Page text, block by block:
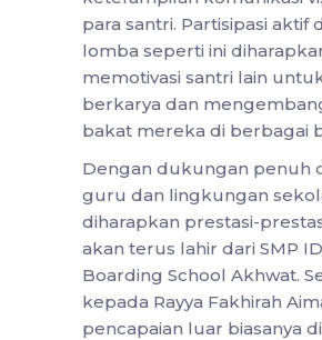
para santri. Partisipasi aktif
lomba seperti ini
memotivasi santri lain
berkarya dan
bakat mereka di berbagai
Dengan dukungan penuh
guru dan lingkungan
diharapkan prestasi-
akan terus lahir dari SMP
Boarding School Akhwat.
kepada Rayya Fakhirah
pencapaian luar biasanya di